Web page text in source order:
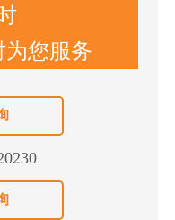
为您服务